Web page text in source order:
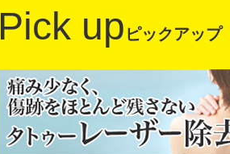
Pick up ピックアップ